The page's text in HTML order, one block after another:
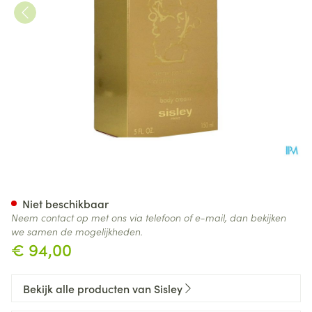
€ 94,00
Niet beschikbaar
Neem contact op met ons via telefoon of e-mail, dan bekijken
we samen de mogelijkheden.
Bekijk alle producten van Sisley